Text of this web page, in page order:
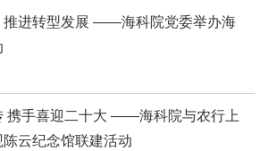
推进转型发展 ——海科院党委举办海
携手喜迎二十大 ——海科院与农行上
云纪念馆联建活动